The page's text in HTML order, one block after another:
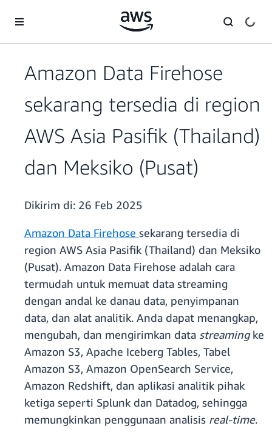
Amazon Data Firehose
sekarang tersedia di region
AWS Asia Pasifik (Thailand)
dan Meksiko (Pusat)
Dikirim di: 26 Feb 2025
Amazon Data Firehose sekarang tersedia di
region AWS Asia Pasifik (Thailand) dan Meksiko
(Pusat). Amazon Data Firehose adalah cara
termudah untuk memuat data streaming
dengan andal ke danau data, penyimpanan
data, dan alat analitik. Anda dapat menangkap,
mengubah, dan mengirimkan data streamingke
Amazon S3, Apache Iceberg Tables, Tabel
Amazon S3, Amazon OpenSearch Service,
Amazon Redshift, dan aplikasi analitik pihak
ketiga seperti Splunk dan Datadog, sehingga
memungkinkan penggunaan analisis real-time.